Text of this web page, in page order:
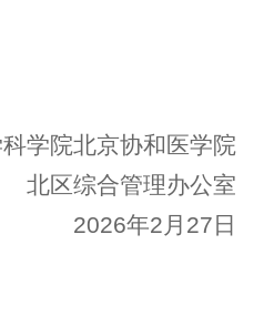
学院北京协和医学院
管理办公室
年2月27日